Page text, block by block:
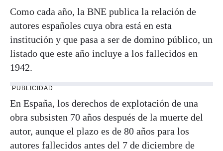
Como cada año, la BNE publica la relación de
autores españoles cuya obra está en esta
institución y que pasa a ser de domino público, un
listado que este año incluye a los fallecidos en
1942.
PUBLICIDAD
En España, los derechos de explotación de una
obra subsisten 70 años después de la muerte del
autor, aunque el plazo es de 80 años para los
autores fallecidos antes del 7 de diciembre de